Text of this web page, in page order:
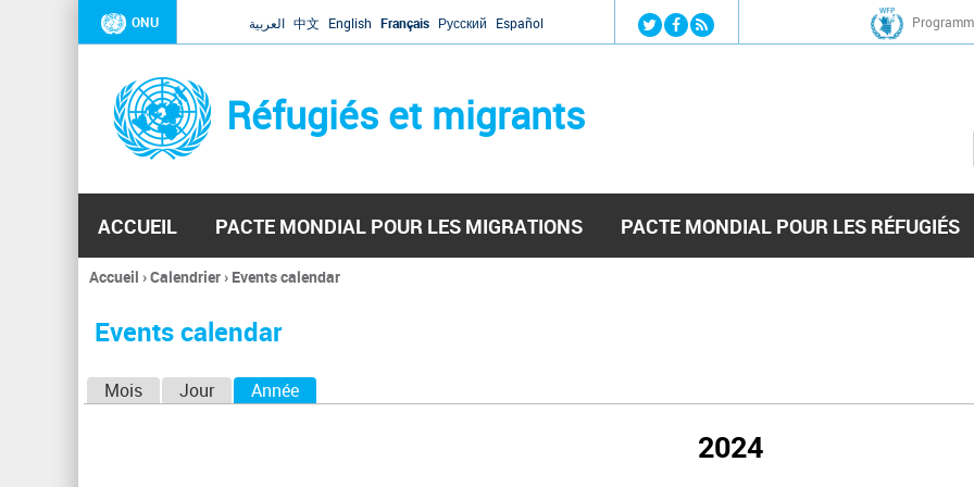
Jump to navigation
ONU العربية 中文 English Français Русский Español
Réfugiés et migrants
ACCUEIL PACTE MONDIAL POUR LES MIGRATIONS PACTE MONDIAL POUR LES RÉFUGIÉS
Vous
ici
Accueil ›Calendrier› Events calendar
Events calendar
Mois Jour Année
2024